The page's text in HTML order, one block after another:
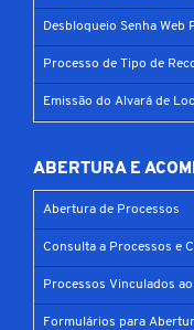
Desbloqueio Senha
Processo de Tipo de
Emissão do Alvará de
ABERTURA E
Abertura de Processos
Consulta a Processos e
Processos Vinculados
Formulários para